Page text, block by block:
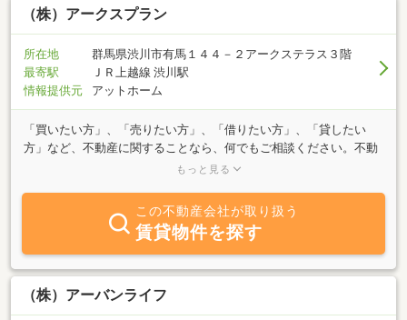
（株）アークスプラン
所在地
群馬県渋川市有馬１４４－２アークステラス３階
最寄駅
ＪＲ上越線 渋川駅
情報提供元
アットホーム
「買いたい方」、「売りたい方」、「借りたい方」、「貸したい
方」など、不動産に関することなら、何でもご相談ください。不動
産業に５０年携わってきた経験豊富なスタッフが、常に密なコミュ
サポートをいたします。またリフォームの相談、土地の有効活用や
相続などの相談も承っておりますので、まずはお気軽にご相談くだ
もっと見る
この不動産会社が取り扱う
賃貸物件を探す
（株）アーバンライフ